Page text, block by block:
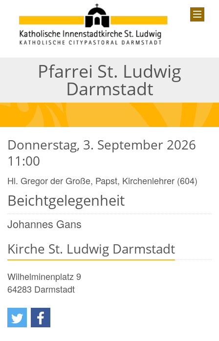
Pfarrei St. Ludwig
Darmstadt
Beichtgelegenheit
Donnerstag, 3. September 2026
11:00
Hl. Gregor der Große, Papst, Kirchenlehrer (604)
Johannes Gans
Kirche St. Ludwig Darmstadt
Wilhelminenplatz 9
64283 Darmstadt